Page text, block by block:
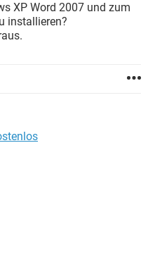
HARDWARE
INSTAGRAM
XP Word 2007 und zum
installieren?